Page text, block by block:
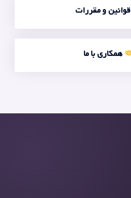
قوانین و مقررات
همکاری با ما